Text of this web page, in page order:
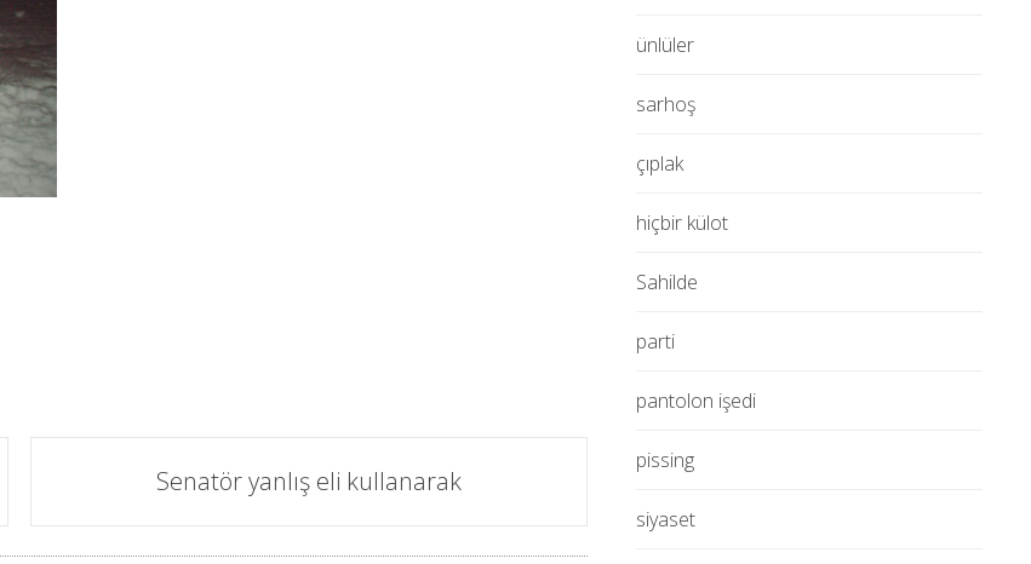
Senatör yanlış eli kullanarak
ünlüler
sarhoş
çıplak
hiçbir külot
Sahilde
parti
pantolon işedi
pissing
siyaset